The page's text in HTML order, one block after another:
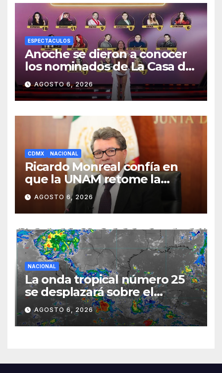
ESPECTACULOS
Anoche se dieron a conocer
los nominados de La Casa de
los Famosos México 2026 en
la segunda semana
AGOSTO 6, 2026
CDMX NACIONAL
Ricardo Monreal confía en
que la UNAM retome la
normalidad e inicie el
semestre mediante el
diálogo
AGOSTO 6, 2026
NACIONAL
La onda tropical número 25
se desplazará sobre el
sureste mexicano
AGOSTO 6, 2026